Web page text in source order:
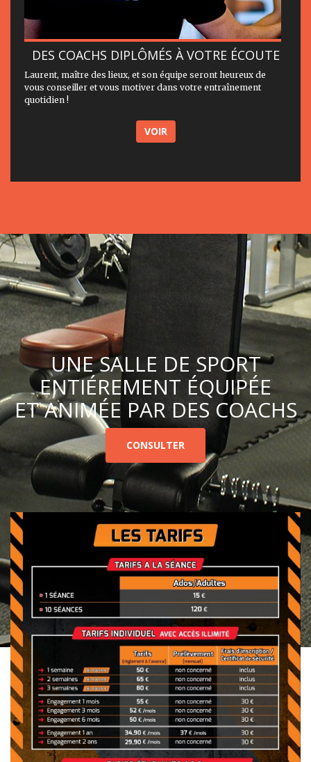
DES COACHS DIPLÔMÉS À VOTRE ÉCOUTE
Laurent, maître des lieux, et son équipe seront heureux de
vous conseiller et vous motiver dans votre entraînement
quotidien !
VOIR
UNE SALLE DE SPORT
ENTIÉREMENT ÉQUIPÉE
ET ANIMÉE PAR DES COACHS
CONSULTER